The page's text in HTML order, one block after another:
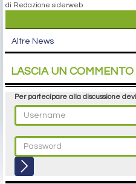
di Redazione siderweb
Altre News
LASCIA UN COMMENTO
Per partecipare alla discussione